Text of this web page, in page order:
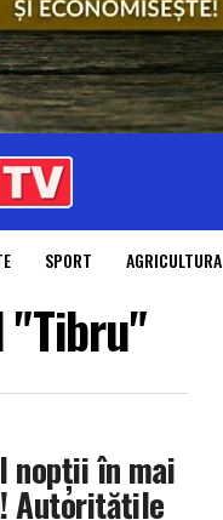
SPORT AGRICULTURA
"Tibru"
nopții în mai
Autoritățile